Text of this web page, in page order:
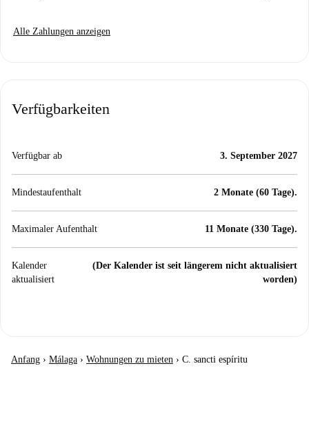
Alle Zahlungen anzeigen
Verfügbarkeiten
Verfügbar ab 3. September 2027
Mindestaufenthalt 2 Monate (60 Tage).
Maximaler Aufenthalt 11 Monate (330 Tage).
Kalender
aktualisiert
(Der Kalender ist seit längerem nicht aktualisiert
worden)
Anfang › Málaga › Wohnungen zu mieten › C. sancti espíritu